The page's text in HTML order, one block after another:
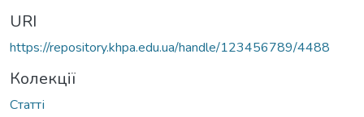
URI
https://repository.khpa.edu.ua/handle/123456789/4488
Колекції
Статті